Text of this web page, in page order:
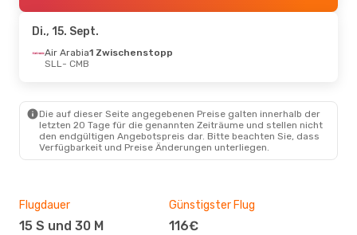
Di., 15. Sept.
Air Arabia1 Zwischenstopp
SLL- CMB
Die auf dieser Seite angegebenen Preise galten innerhalb der
letzten 20 Tage für die genannten Zeiträume und stellen nicht
den endgültigen Angebotspreis dar. Bitte beachten Sie, dass
Verfügbarkeit und Preise Änderungen unterliegen.
Flugdauer
15 S und 30 M
Günstigster Flug
116€